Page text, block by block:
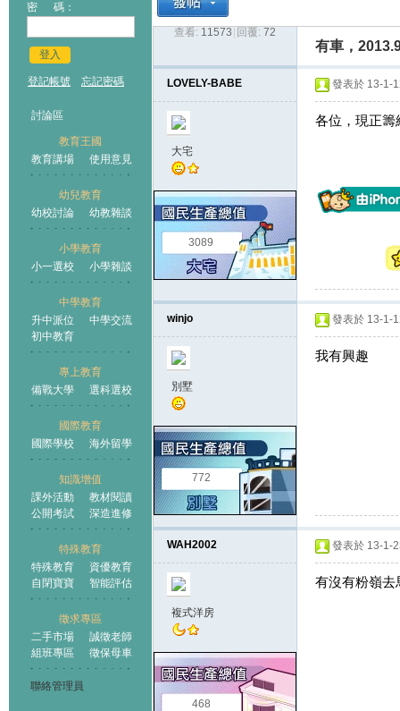
密 碼：
登入
登記帳號 忘記密碼
討論區
教育王國
教育講場
使用意見
幼兒教育
幼校討論
幼教雜談
小學教育
小一選校
小學雜談
中學教育
升中派位
中學交流
初中教育
專上教育
備戰大學
選科選校
國際教育
國際學校
海外留學
知識增值
課外活動
教材閱讀
公開考試
深造進修
特殊教育
特殊教育
資優教育
自閉寶寶
智能評估
徵求專區
二手市場
誠徵老師
組班專區
徵保母車
聯絡管理員
教育
王國
› ›
查看: 11573 回覆: 72
有車，
LOVELY-BABE
大宅
3089
發表於 13-1-
各位，現正籌
winjo
別墅
772
發表於 13-1-
我有興趣
WAH2002
複式洋房
468
發表於 13-1-
有沒有粉嶺去